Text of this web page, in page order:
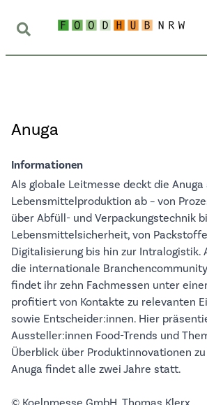
Anuga
Informationen
Als globale Leitmesse deckt die
Lebensmittelproduktion ab – von
über Abfüll- und Verpackungstechnik
Lebensmittelsicherheit, von
Digitalisierung bis hin zur
die internationale
findet ihr zehn Fachmessen unter
profitiert von Kontakte zu relevanten
sowie Entscheider:innen. Hier
Aussteller:innen Food-Trends und
Überblick über Produktinnovationen
Anuga findet alle zwei Jahre statt.